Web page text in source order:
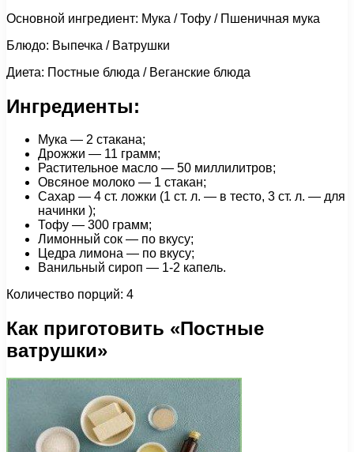
Основной ингредиент: Мука / Тофу / Пшеничная мука
Блюдо: Выпечка / Ватрушки
Диета: Постные блюда / Веганские блюда
Ингредиенты:
Мука — 2 стакана;
Дрожжи — 11 грамм;
Растительное масло — 50 миллилитров;
Овсяное молоко — 1 стакан;
Сахар — 4 ст. ложки (1 ст. л. — в тесто, 3 ст. л. — для
начинки );
Тофу — 300 грамм;
Лимонный сок — по вкусу;
Цедра лимона — по вкусу;
Ванильный сироп — 1-2 капель.
Количество порций: 4
Как приготовить «Постные
ватрушки»